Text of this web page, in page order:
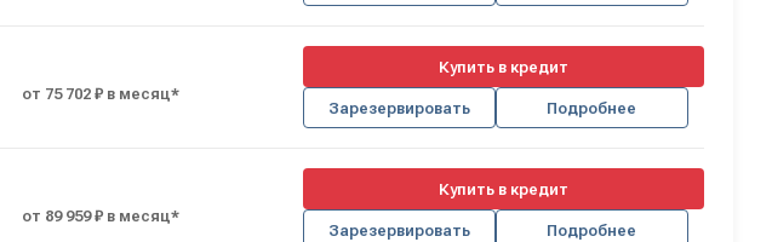
от 75 702 ₽ в месяц*
Купить в кредит
Зарезервировать Подробнее
от 89 959 ₽ в месяц*
Купить в кредит
Зарезервировать Подробнее